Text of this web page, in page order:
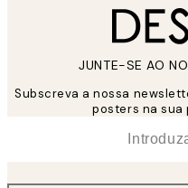
JUNTE-SE AO
Subscreva a nossa
posters na sua